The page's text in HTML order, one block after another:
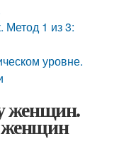
Метод 1 из 3:
уровне.
женщин.
женщин